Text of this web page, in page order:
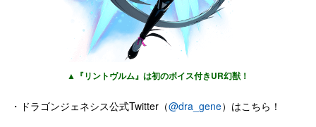
▲『リントヴルム』は初のボイス付きUR幻獣！
・ドラゴンジェネシス公式Twitter（@dra_gene）はこちら！